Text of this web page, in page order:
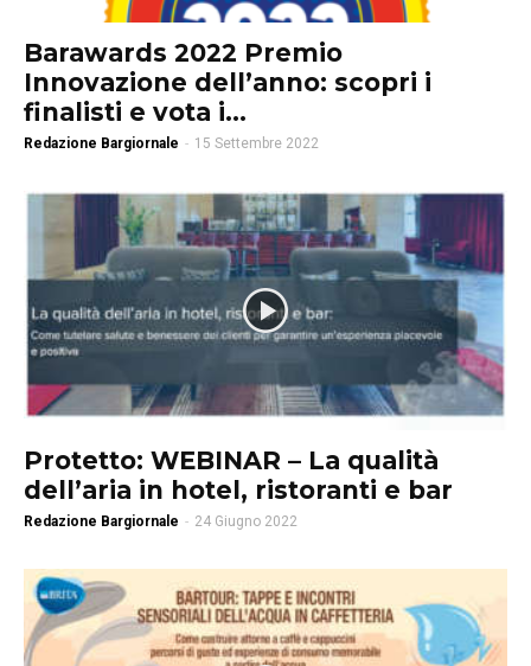
Barawards 2022 Premio
Innovazione dell’anno: scopri i
finalisti e vota i...
Redazione Bargiornale - 15 Settembre 2022
Protetto: WEBINAR – La qualità
dell’aria in hotel, ristoranti e bar
Redazione Bargiornale - 24 Giugno 2022